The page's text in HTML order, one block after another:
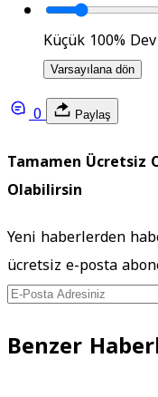
Küçük 100%Dev
Varsayılana dön
0 Paylaş
Tamamen Ücretsiz
Olabilirsin
Yeni haberlerden
ücretsiz e-posta
Benzer